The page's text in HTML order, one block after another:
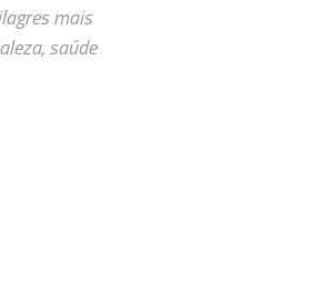
mais
saúde